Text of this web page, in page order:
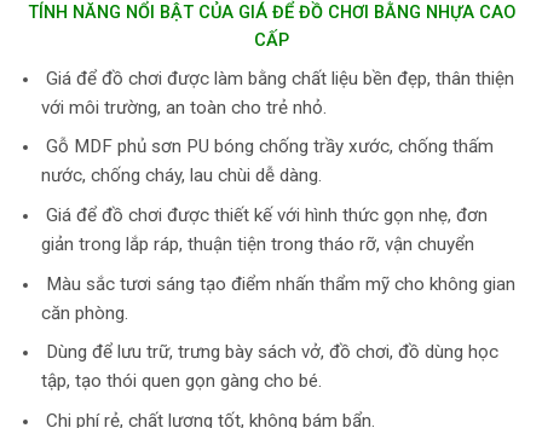
TÍNH NĂNG NỔI BẬT CỦA GIÁ ĐỂ ĐỒ CHƠI BẰNG NHỰA CAO
CẤP
Giá để đồ chơi được làm bằng chất liệu bền đẹp, thân thiện
với môi trường, an toàn cho trẻ nhỏ.
Gỗ MDF phủ sơn PU bóng chống trầy xước, chống thấm
nước, chống cháy, lau chùi dễ dàng.
Giá để đồ chơi được thiết kế với hình thức gọn nhẹ, đơn
giản trong lắp ráp, thuận tiện trong tháo rỡ, vận chuyển
Màu sắc tươi sáng tạo điểm nhấn thẩm mỹ cho không gian
căn phòng.
Dùng để lưu trữ, trưng bày sách vở, đồ chơi, đồ dùng học
tập, tạo thói quen gọn gàng cho bé.
Chi phí rẻ, chất lượng tốt, không bám bẩn.